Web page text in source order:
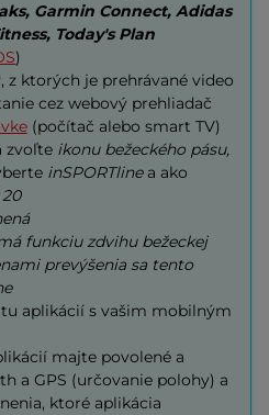
Garmin Connect, Adidas
Today's Plan
)
z ktorých je prehrávané video
cez webový prehliadač
(počítač alebo smart TV)
zvoľte ikonu bežeckého pásu,
inSPORTlinea ako
funkciu zdvihu bežeckej
prevýšenia sa tento
aplikácií s vašim mobilným
majte povolené a
a GPS (určovanie polohy) a
ktoré aplikácia